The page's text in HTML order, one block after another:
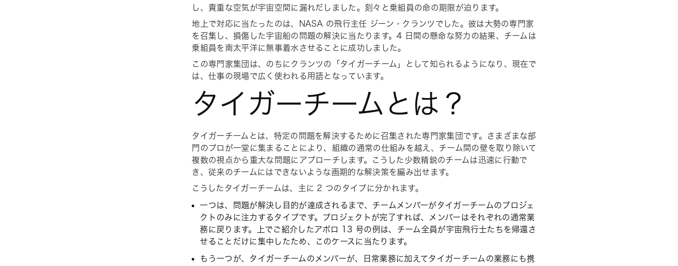
し、貴重な空気が宇宙空間に漏れだしました。刻々と乗組員の命の期限が迫ります。
地上で対応に当たったのは、NASA の飛行主任 ジーン・クランツでした。彼は大勢の専門家
を召集し、損傷した宇宙船の問題の解決に当たります。4 日間の懸命な努力の結果、チームは
乗組員を南太平洋に無事着水させることに成功しました。
この専門家集団は、のちにクランツの「タイガーチーム」として知られるようになり、現在で
は、仕事の現場で広く使われる用語となっています。
タイガーチームとは？
タイガーチームとは、特定の問題を解決するために召集された専門家集団です。さまざまな部
門のプロが一堂に集まることにより、組織の通常の仕組みを越え、チーム間の壁を取り除いて
複数の視点から重大な問題にアプローチします。こうした少数精鋭のチームは迅速に行動で
き、従来のチームにはできないような画期的な解決策を編み出せます。
こうしたタイガーチームは、主に 2 つのタイプに分かれます。
一つは、問題が解決し目的が達成されるまで、チームメンバーがタイガーチームのプロジェ
クトのみに注力するタイプです。プロジェクトが完了すれば、メンバーはそれぞれの通常業
務に戻ります。上でご紹介したアポロ 13 号の例は、チーム全員が宇宙飛行士たちを帰還さ
せることだけに集中したため、このケースに当たります。
もう一つが、タイガーチームのメンバーが、日常業務に加えてタイガーチームの業務にも携